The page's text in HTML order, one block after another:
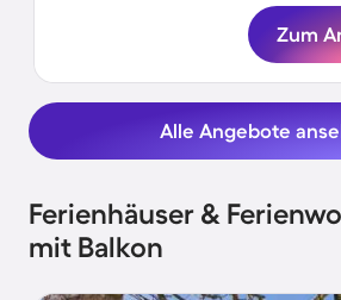
Zum
Alle Angebote
Ferienhäuser &
mit Balkon